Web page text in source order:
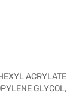
ACRYLATE
GLYCOL,